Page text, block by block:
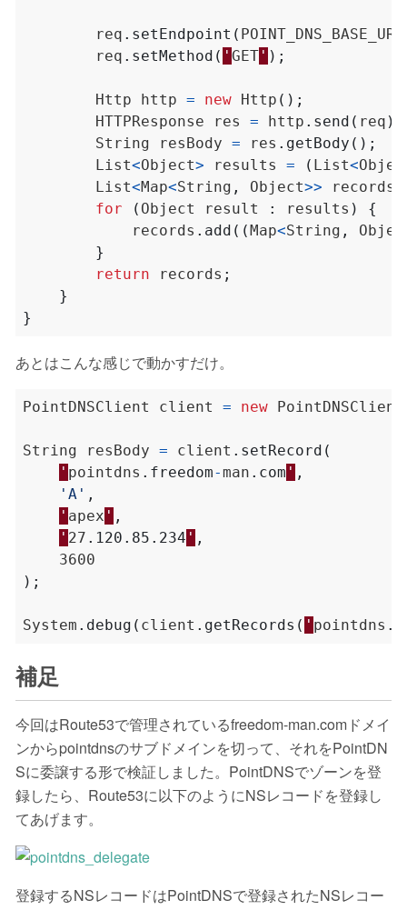
req . setEndpoint ( POINT_DNS_BASE_URI
req . setMethod ( ' GET ' );
Http http = new Http ();
HTTPResponse
res = http . send ( req );
String
resBody = res . getBody ();
List<Object> results = ( List<
List<Map<String , Object>> records
for
( Object result : results )
{
records . add ((Map<String ,
}
return
records ;
}
}
あとはこんな感じで動かすだけ。
PointDNSClient client = new PointDNSClient
String resBody = client . setRecord (
' pointdns . freedom-man . com ' ,
'A' ,
' apex ' ,
' 27 . 120 . 85 . 234 ' ,
3600
);
System . debug ( client . getRecords ( ' pointdns .
補足
今回はRoute53で管理されているfreedom-man.comドメイ
ンからpointdnsのサブドメインを切って、それをPointDN
Sに委譲する形で検証しました。PointDNSでゾーンを登
録したら、Route53に以下のようにNSレコードを登録し
てあげます。
登録するNSレコードはPointDNSで登録されたNSレコー